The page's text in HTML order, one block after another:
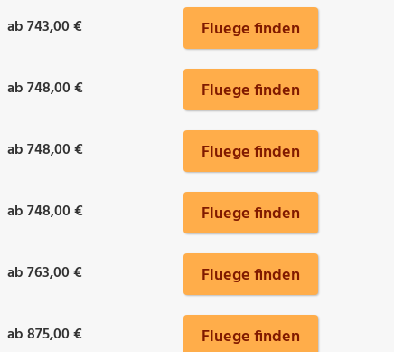
ab 743,00 € Fluege finden
ab 748,00 € Fluege finden
ab 748,00 € Fluege finden
ab 748,00 € Fluege finden
ab 763,00 € Fluege finden
ab 875,00 € Fluege finden